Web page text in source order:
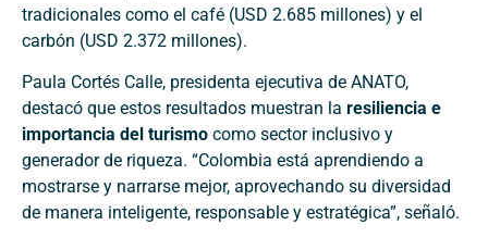
tradicionales como el café (USD 2.685 millones) y el
carbón (USD 2.372 millones).
Paula Cortés Calle, presidenta ejecutiva de ANATO,
destacó que estos resultados muestran la resiliencia e
importancia del turismo como sector inclusivo y
generador de riqueza. “Colombia está aprendiendo a
mostrarse y narrarse mejor, aprovechando su diversidad
de manera inteligente, responsable y estratégica”, señaló.